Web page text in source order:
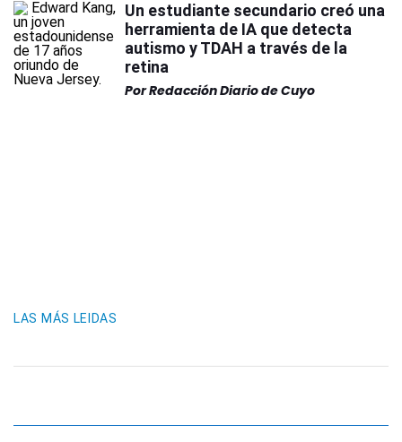
Un estudiante secundario creó una
herramienta de IA que detecta
autismo y TDAH a través de la
retina
PorRedacción Diario de Cuyo
LAS MÁS LEIDAS